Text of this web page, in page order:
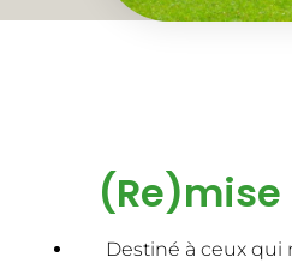
(Re)mise
Destiné à ceux qui